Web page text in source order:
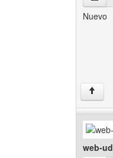
Nuevo
↑
web-